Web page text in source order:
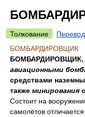
Толкование
Перевод
БОМБАРДИРОВЩИК
БОМБАРДИРОВЩИК,
авиационными
средствами
также минирования
Состоит на
самолётов